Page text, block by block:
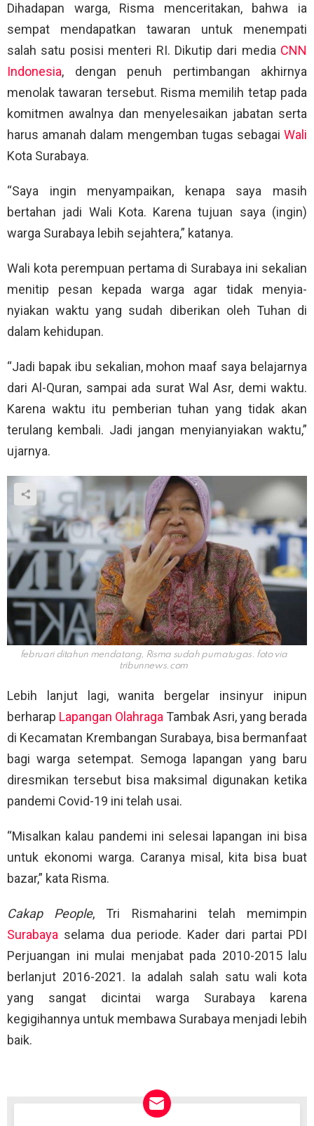
Dihadapan warga, Risma menceritakan, bahwa ia
sempat mendapatkan tawaran untuk menempati
salah satu posisi menteri RI. Dikutip dari media CNN
Indonesia, dengan penuh pertimbangan akhirnya
menolak tawaran tersebut. Risma memilih tetap pada
komitmen awalnya dan menyelesaikan jabatan serta
harus amanah dalam mengemban tugas sebagai Wali
Kota Surabaya.
“Saya ingin menyampaikan, kenapa saya masih
bertahan jadi Wali Kota. Karena tujuan saya (ingin)
warga Surabaya lebih sejahtera,” katanya.
Wali kota perempuan pertama di Surabaya ini sekalian
menitip pesan kepada warga agar tidak menyia-
nyiakan waktu yang sudah diberikan oleh Tuhan di
dalam kehidupan.
“Jadi bapak ibu sekalian, mohon maaf saya belajarnya
dari Al-Quran, sampai ada surat Wal Asr, demi waktu.
Karena waktu itu pemberian tuhan yang tidak akan
terulang kembali. Jadi jangan menyianyiakan waktu,”
ujarnya.
februari ditahun mendatang, Risma sudah purnatugas. foto via
tribunnews.com
Lebih lanjut lagi, wanita bergelar insinyur inipun
berharap Lapangan Olahraga Tambak Asri, yang berada
di Kecamatan Krembangan Surabaya, bisa bermanfaat
bagi warga setempat. Semoga lapangan yang baru
diresmikan tersebut bisa maksimal digunakan ketika
pandemi Covid-19 ini telah usai.
“Misalkan kalau pandemi ini selesai lapangan ini bisa
untuk ekonomi warga. Caranya misal, kita bisa buat
bazar,” kata Risma.
Cakap People, Tri Rismaharini telah memimpin
Surabaya selama dua periode. Kader dari partai PDI
Perjuangan ini mulai menjabat pada 2010-2015 lalu
berlanjut 2016-2021. Ia adalah salah satu wali kota
yang sangat dicintai warga Surabaya karena
kegigihannya untuk membawa Surabaya menjadi lebih
baik.